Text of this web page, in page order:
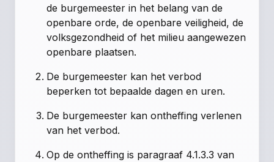
de burgemeester in het belang van de
openbare orde, de openbare veiligheid, de
volksgezondheid of het milieu aangewezen
openbare plaatsen.
De burgemeester kan het verbod
beperken tot bepaalde dagen en uren.
De burgemeester kan ontheffing verlenen
van het verbod.
Op de ontheffing is paragraaf 4.1.3.3 van